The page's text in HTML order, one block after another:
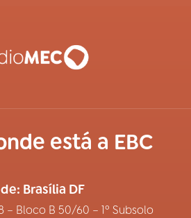
está a EBC
Brasília DF
– Bloco B 50/60 – 1º Subsolo